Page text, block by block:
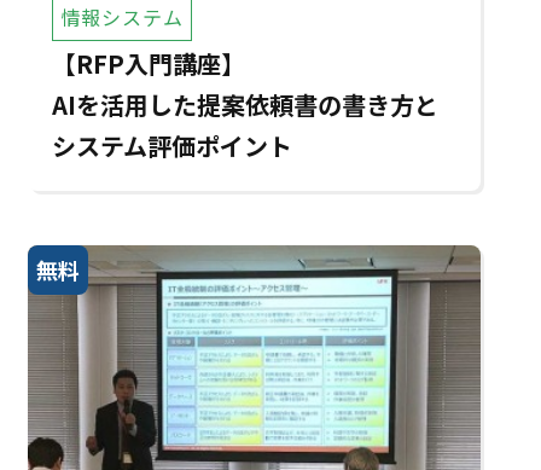
情報システム
【RFP入門講座】
AIを活用した提案依頼書の書き方と
システム評価ポイント
無料